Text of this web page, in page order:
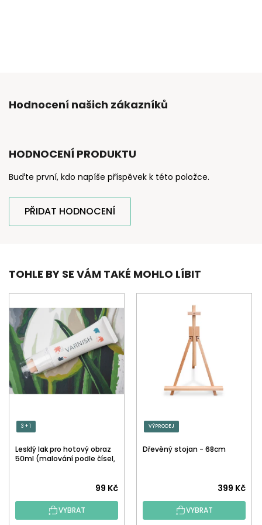
Hodnocení našich zákazníků
HODNOCENÍ PRODUKTU
Buďte první, kdo napíše příspěvek k této položce.
PŘIDAT HODNOCENÍ
TOHLE BY SE VÁM TAKÉ MOHLO LÍBIT
3 + 1
Lesklý lak pro hotový obraz
50ml (malování podle čísel,
hodnocení
produktu
99 Kč
VYBRAT
VÝPRODEJ
Dřevěný stojan - 68cm
399 Kč
VYBRAT